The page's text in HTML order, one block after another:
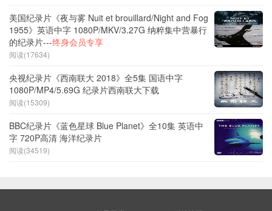
美国纪录片《夜与雾 Nuit et brouillard/Night and Fog
1955》英语中字 1080P/MKV/3.27G 纳粹集中营暴行
的纪录片---终身会员专享
阅读(17634)
央视纪录片《西南联大 2018》全5集 国语中字
1080P/MP4/5.69G 纪录片西南联大下载
阅读(15309)
BBC纪录片《蓝色星球 Blue Planet》全10集 英语中
字 720P高清 海洋纪录片
阅读(34519)